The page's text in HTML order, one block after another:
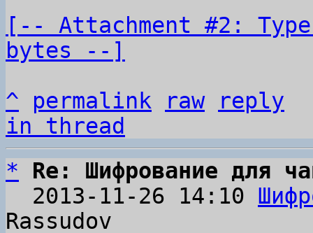
[-- Attachment #2:
bytes --]
^
permalink raw
reply
in thread
*
Re: Шифрование для
  2013-11-26 14:10